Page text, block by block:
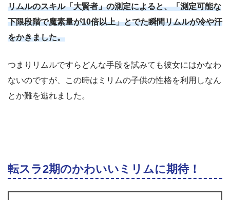
リムルのスキル「大賢者」の測定によると、「測定可能な
下限段階で魔素量が10倍以上」とでた瞬間リムルが冷や汗
をかきました。
つまりリムルですらどんな手段を試みても彼女にはかなわ
ないのですが、この時はミリムの子供の性格を利用しなん
とか難を逃れました。
転スラ2期のかわいいミリムに期待！